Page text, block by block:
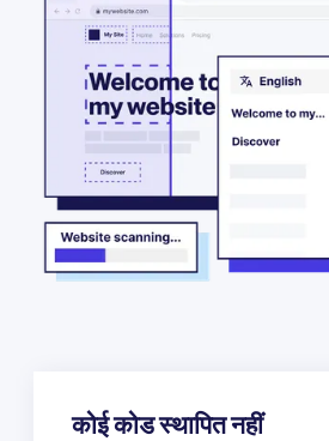
कोई कोड स्थापित नहीं